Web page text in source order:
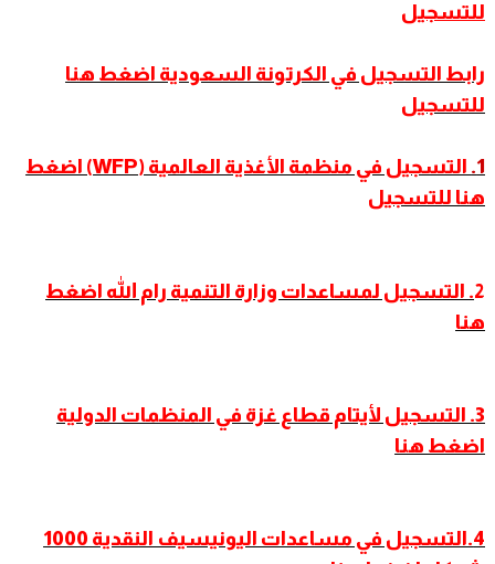
للتسجيل
رابط التسجيل في الكرتونة السعودية اضغط هنا
للتسجيل
1.
التسجيل في منظمة الأغذية العالمية (WFP) اضغط
هنا للتسجيل
2. التسجيل لمساعدات وزارة التنمية رام الله اضغط
هنا
3. التسجيل لأيتام قطاع غزة في المنظمات الدولية
اضغط هنا
4.التسجيل في مساعدات اليونيسيف النقدية 1000